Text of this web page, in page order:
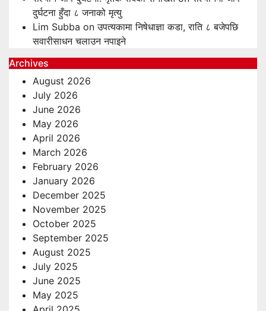
दुर्घटना हुँदा ८ जनाको मृत्यु
Lim Subba onउपत्यकामा निषेधाज्ञा कडा, राति ८ बजेपछि
सवारीसाधन चलाउन नपाइने
Archives
August 2026
July 2026
June 2026
May 2026
April 2026
March 2026
February 2026
January 2026
December 2025
November 2025
October 2025
September 2025
August 2025
July 2025
June 2025
May 2025